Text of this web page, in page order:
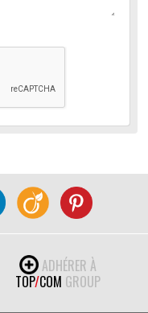
ADHÉRER À
TOP/COM GROUP